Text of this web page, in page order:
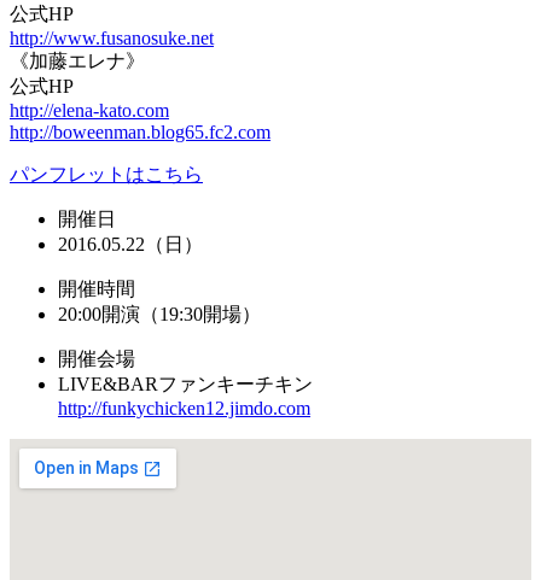
公式HP
http://www.fusanosuke.net
《加藤エレナ》
公式HP
http://elena-kato.com
http://boweenman.blog65.fc2.com
パンフレットはこちら
開催日
2016.05.22（日）
開催時間
20:00開演（19:30開場）
開催会場
LIVE&BARファンキーチキン
http://funkychicken12.jimdo.com